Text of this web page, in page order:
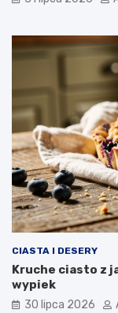
CIASTA I DESERY
Kruche ciasto z
wypiek
30 lipca 2026